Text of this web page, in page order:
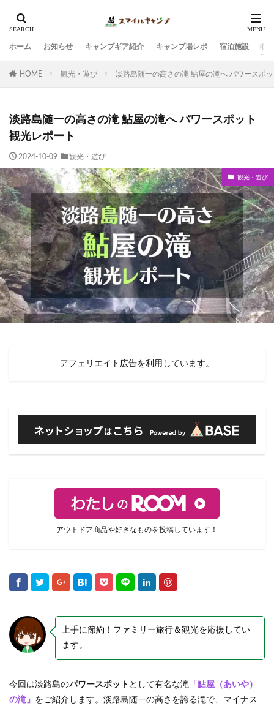
ホーム お知らせ キャンプギア紹介 キャンプ場レポ 宿泊施設 観
HOME 観光・遊び 淡路島随一の高さの滝 鮎屋の滝へ パワースポ
淡路島随一の高さの滝 鮎屋の滝へ パワースポット
観光レポート
2024-10-09 観光・遊び
観光・遊び
アフェリエイト広告を利用しています。
アウトドア商品や好きなものを投稿しています！
上手に節約！ファミリー旅行＆観光を応援してい
ます。
今回は淡路島のパワースポット として有名な滝 「鮎屋（あいや）
の滝」 をご紹介します。淡路島随一の高さを誇る滝で、マイナス